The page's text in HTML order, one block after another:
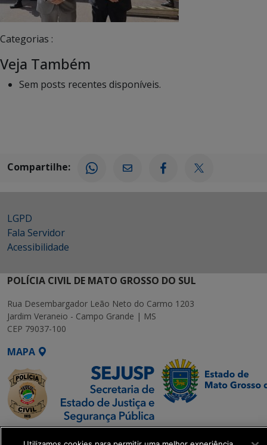
Categorias :
Veja Também
Sem posts recentes disponíveis.
Compartilhe:
LGPD
Fala Servidor
Acessibilidade
POLÍCIA CIVIL DE MATO GROSSO DO SUL
Rua Desembargador Leão Neto do Carmo 1203
Jardim Veraneio - Campo Grande | MS
CEP 79037-100
MAPA